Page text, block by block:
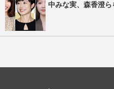
中みな実、森香澄ら